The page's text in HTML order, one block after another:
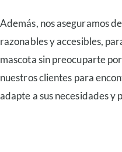
Además, nos aseguramos
razonables y accesibles,
mascota sin preocuparte
nuestros clientes para
adapte a sus necesidades y